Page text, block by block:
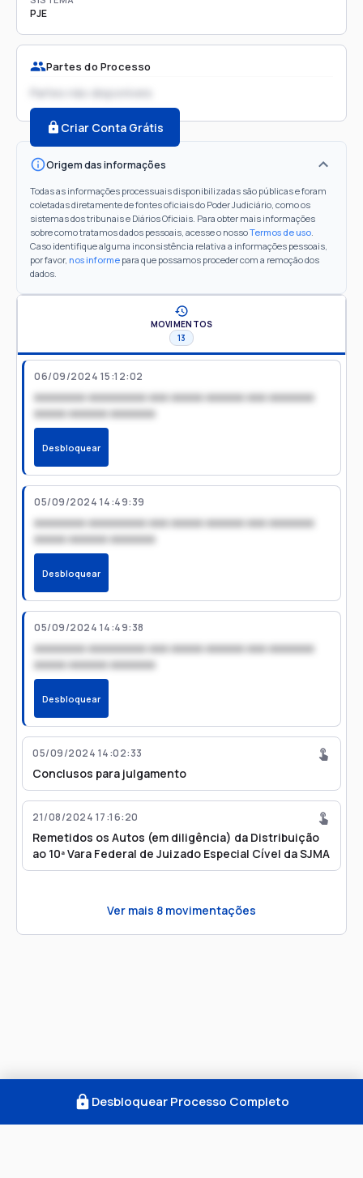
PJE
Partes do Processo
Partes não disponíveis
Criar Conta Grátis
Origem das informações
Todas as informações processuais disponibilizadas são públicas e foram
coletadas diretamente de fontes oficiais do Poder Judiciário, como os
sistemas dos tribunais e Diários Oficiais. Para obter mais informações
sobre como tratamos dados pessoais, acesse o nossoTermos de uso.
Caso identifique alguma inconsistência relativa a informações pessoais,
por favor, nos informe para que possamos proceder com a remoção dos
dados.
MOVIMENTOS
13
06/09/2024 15:12:02
xxxxxxxx xxxxxxxxx xxx xxxxx xxxxxx xxx xxxxxxx
xxxxx xxxxxx xxxxxxx
Desbloquear
05/09/2024 14:49:39
xxxxxxxx xxxxxxxxx xxx xxxxx xxxxxx xxx xxxxxxx
xxxxx xxxxxx xxxxxxx
Desbloquear
05/09/2024 14:49:38
xxxxxxxx xxxxxxxxx xxx xxxxx xxxxxx xxx xxxxxxx
xxxxx xxxxxx xxxxxxx
Desbloquear
05/09/2024 14:02:33
Conclusos para julgamento
21/08/2024 17:16:20
Remetidos os Autos (em diligência) da Distribuição
ao 10ª Vara Federal de Juizado Especial Cível da SJMA
Ver mais 8 movimentações
Desbloquear Processo Completo